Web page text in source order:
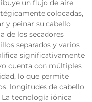
un flujo de aire
colocadas,
y peinar su cabello
de los secadores
separados y varios
significativamente
cuenta con múltiples
lo que permite
longitudes de cabello
La tecnología iónica